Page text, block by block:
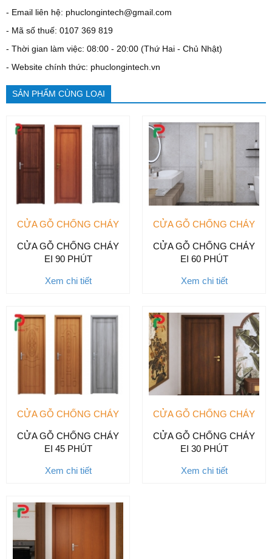
- Email liên hệ: phuclongintech@gmail.com
- Mã số thuế: 0107 369 819
- Thời gian làm việc: 08:00 - 20:00 (Thứ Hai - Chủ Nhật)
- Website chính thức: phuclongintech.vn
SẢN PHẨM CÙNG LOẠI
CỬA GỖ CHỐNG CHÁY
CỬA GỖ CHỐNG CHÁY
EI 90 PHÚT
Xem chi tiết
CỬA GỖ CHỐNG CHÁY
CỬA GỖ CHỐNG CHÁY
EI 60 PHÚT
Xem chi tiết
CỬA GỖ CHỐNG CHÁY
CỬA GỖ CHỐNG CHÁY
EI 45 PHÚT
Xem chi tiết
CỬA GỖ CHỐNG CHÁY
CỬA GỖ CHỐNG CHÁY
EI 30 PHÚT
Xem chi tiết